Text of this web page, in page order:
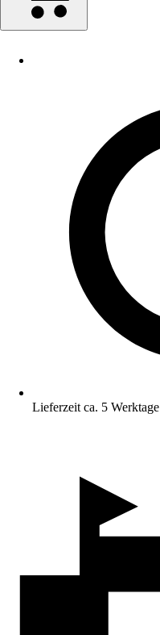
Lieferzeit ca. 5 Werktage